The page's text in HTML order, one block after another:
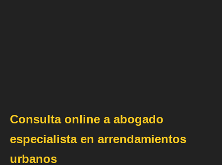
Consulta online a abogado
especialista en arrendamientos
urbanos